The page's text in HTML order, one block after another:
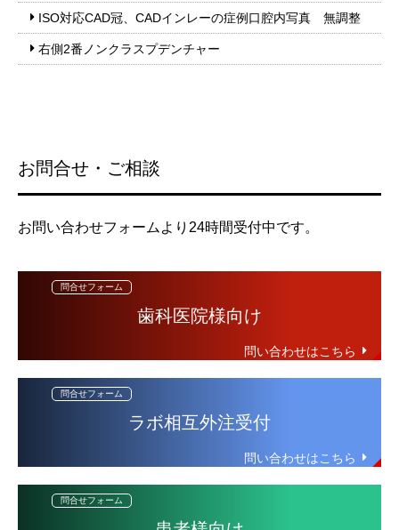
ISO対応CAD冠、CADインレーの症例口腔内写真 無調整
右側2番ノンクラスプデンチャー
お問合せ・ご相談
お問い合わせフォームより24時間受付中です。
歯科医院様向け
ラボ相互外注受付